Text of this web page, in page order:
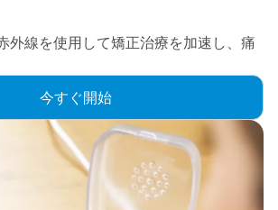
外線を使用して矯正治療を加速し、痛
今すぐ開始